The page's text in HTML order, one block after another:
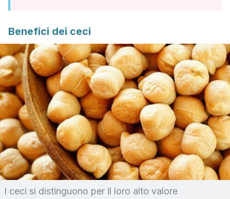
Benefici dei ceci
I ceci si distinguono per il loro alto valore